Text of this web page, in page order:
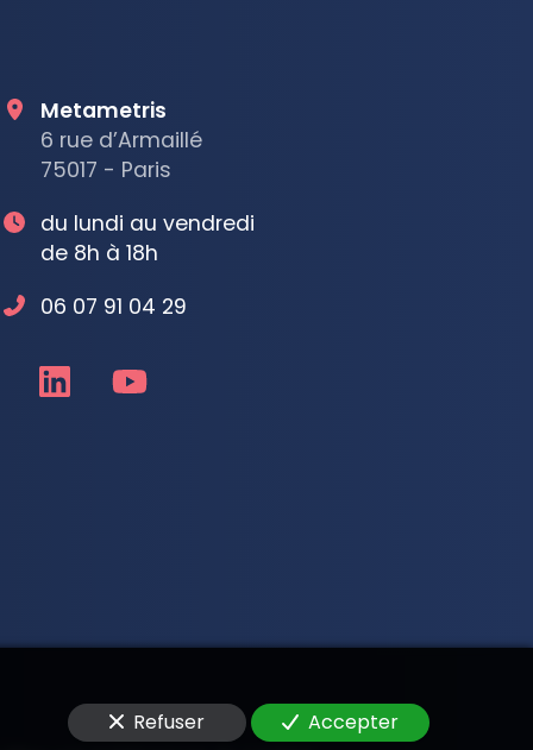
Metametris
6 rue d’Armaillé
75017 - Paris
du lundi au vendredi
de 8h à 18h
06 07 91 04 29
Refuser Accepter